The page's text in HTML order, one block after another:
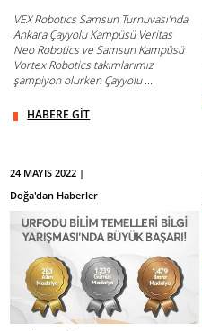
VEX Robotics Samsun Turnuvası’nda
Ankara Çayyolu Kampüsü Veritas
Neo Robotics ve Samsun Kampüsü
Vortex Robotics takımlarımız
şampiyon olurken Çayyolu ...
HABERE GİT
24 MAYIS 2022 |
Doğa'dan Haberler